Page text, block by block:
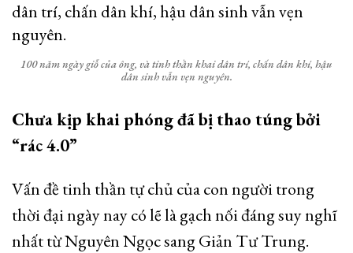
100 năm ngày giỗ của ông, và tinh thần khai dân trí, chấn dân khí, hậu
dân sinh vẫn vẹn nguyên.
Chưa kịp khai phóng đã bị thao túng bởi
“rác 4.0”
Vấn đề tinh thần tự chủ của con người trong
thời đại ngày nay có lẽ là gạch nối đáng suy nghĩ
nhất từ Nguyên Ngọc sang Giản Tư Trung.